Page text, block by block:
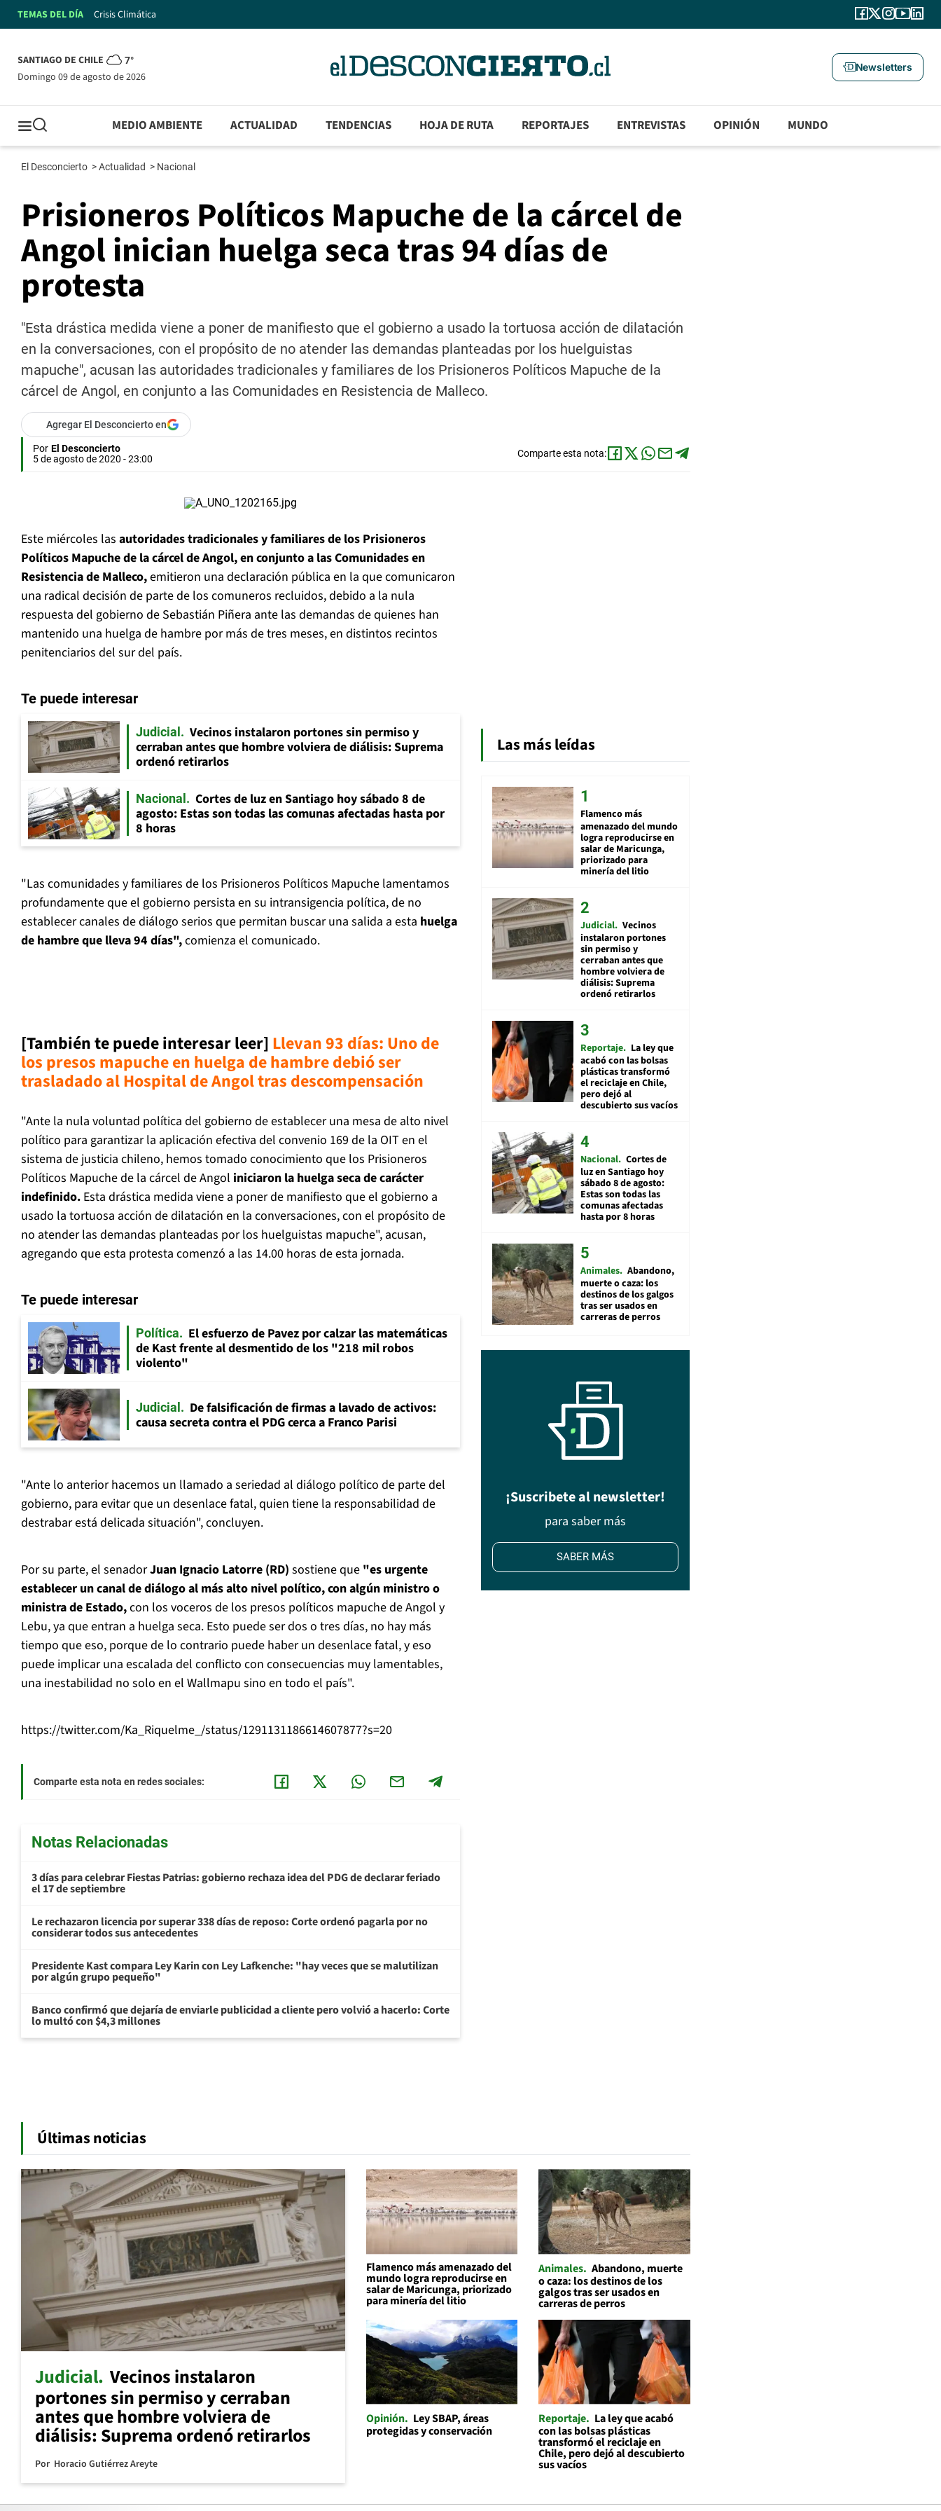
TEMAS DEL DÍA Crisis Climática
SANTIAGO DE CHILE 7°
domingo 09 de agosto de 2026
Newsletters
MEDIO AMBIENTE ACTUALIDAD TENDENCIAS HOJA DE RUTA REPORTAJES ENTREVISTAS OPINIÓN MUNDO
El Desconcierto >Actualidad > Nacional
Prisioneros Políticos Mapuche de la cárcel de
Angol inician huelga seca tras 94 días de
protesta
"Esta drástica medida viene a poner de manifiesto que el gobierno a usado la tortuosa acción de dilatación
en la conversaciones, con el propósito de no atender las demandas planteadas por los huelguistas
mapuche", acusan las autoridades tradicionales y familiares de los Prisioneros Políticos Mapuche de la
cárcel de Angol, en conjunto a las Comunidades en Resistencia de Malleco.
Agregar El Desconcierto en
Por El Desconcierto
5 de agosto de 2020 - 23:00
Comparte esta nota:
Este miércoles las autoridades tradicionales y familiares de los Prisioneros
Políticos Mapuche de la cárcel de Angol, en conjunto a las Comunidades en
Resistencia de Malleco,emitieron una declaración pública en la que comunicaron
una radical decisión de parte de los comuneros recluidos, debido a la nula
respuesta del gobierno de Sebastián Piñera ante las demandas de quienes han
mantenido una huelga de hambre por más de tres meses, en distintos recintos
penitenciarios del sur del país.
Te puede interesar
Judicial
Vecinos instalaron portones sin permiso y
cerraban antes que hombre volviera de diálisis: Suprema
ordenó retirarlos
Nacional
Cortes de luz en Santiago hoy sábado 8 de
agosto: Estas son todas las comunas afectadas hasta por
8 horas
"Las comunidades y familiares de los Prisioneros Políticos Mapuche lamentamos
profundamente que el gobierno persista en su intransigencia política, de no
establecer canales de diálogo serios que permitan buscar una salida a esta huelga
de hambre que lleva 94 días",comienza el comunicado.
[También te puede interesar leer] Llevan 93 días: Uno de
los presos mapuche en huelga de hambre debió ser
trasladado al Hospital de Angol tras descompensación
"Ante la nula voluntad política del gobierno de establecer una mesa de alto nivel
político para garantizar la aplicación efectiva del convenio 169 de la OIT en el
sistema de justicia chileno, hemos tomado conocimiento que los Prisioneros
Políticos Mapuche de la cárcel de Angol iniciaron la huelga seca de carácter
indefinido. Esta drástica medida viene a poner de manifiesto que el gobierno a
usado la tortuosa acción de dilatación en la conversaciones, con el propósito de
no atender las demandas planteadas por los huelguistas mapuche", acusan,
agregando que esta protesta comenzó a las 14.00 horas de esta jornada.
Te puede interesar
Política
El esfuerzo de Pavez por calzar las matemáticas
de Kast frente al desmentido de los "218 mil robos
violento"
Judicial
De falsificación de firmas a lavado de activos:
causa secreta contra el PDG cerca a Franco Parisi
"Ante lo anterior hacemos un llamado a seriedad al diálogo político de parte del
gobierno, para evitar que un desenlace fatal, quien tiene la responsabilidad de
destrabar está delicada situación", concluyen.
Por su parte, el senadorJuan Ignacio Latorre (RD) sostiene que "es urgente
establecer un canal de diálogo al más alto nivel político, con algún ministro o
ministra de Estado,con los voceros de los presos políticos mapuche de Angol y
Lebu, ya que entran a huelga seca. Esto puede ser dos o tres días, no hay más
tiempo que eso, porque de lo contrario puede haber un desenlace fatal, y eso
puede implicar una escalada del conflicto con consecuencias muy lamentables,
una inestabilidad no solo en el Wallmapu sino en todo el país".
https://twitter.com/Ka_Riquelme_/status/1291131186614607877?s=20
Comparte esta nota en redes sociales:
Notas Relacionadas
3 días para celebrar Fiestas Patrias: gobierno rechaza idea del PDG de declarar feriado
el 17 de septiembre
Le rechazaron licencia por superar 338 días de reposo: Corte ordenó pagarla por no
considerar todos sus antecedentes
Presidente Kast compara Ley Karin con Ley Lafkenche: "hay veces que se malutilizan
por algún grupo pequeño"
Banco confirmó que dejaría de enviarle publicidad a cliente pero volvió a hacerlo: Corte
lo multó con $4,3 millones
Las más leídas
Flamenco más
amenazado del mundo
logra reproducirse en
salar de Maricunga,
priorizado para
minería del litio
Judicial Vecinos
instalaron portones
sin permiso y
cerraban antes que
hombre volviera de
diálisis: Suprema
ordenó retirarlos
Reportaje La ley que
acabó con las bolsas
plásticas transformó
el reciclaje en Chile,
pero dejó al
descubierto sus vacíos
Nacional Cortes de
luz en Santiago hoy
sábado 8 de agosto:
Estas son todas las
comunas afectadas
hasta por 8 horas
Animales Abandono,
muerte o caza: los
destinos de los galgos
tras ser usados en
carreras de perros
¡Suscribete al newsletter!
para saber más
SABER MÁS
Últimas noticias
Judicial Vecinos instalaron
portones sin permiso y cerraban
antes que hombre volviera de
diálisis: Suprema ordenó retirarlos
Por Horacio Gutiérrez Areyte
Flamenco más amenazado del
mundo logra reproducirse en
salar de Maricunga, priorizado
para minería del litio
Animales Abandono, muerte
o caza: los destinos de los
galgos tras ser usados en
carreras de perros
Opinión
Ley SBAP, áreas
protegidas y conservación
Reportaje La ley que acabó
con las bolsas plásticas
transformó el reciclaje en
Chile, pero dejó al descubierto
sus vacíos